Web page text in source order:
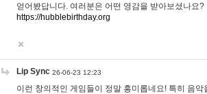
얻어봤답니다. 여러분은 어떤 영감을 받아보셨나요?
https://hubblebirthday.org
Lip Sync 26-06-23 12:23
이런 창의적인 게임들이 정말 흥미롭네요! 특히 음